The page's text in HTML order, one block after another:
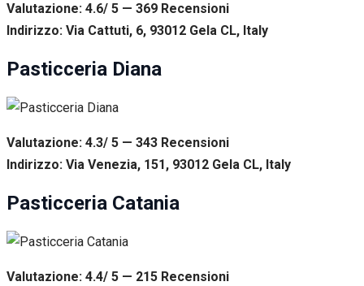
Valutazione: 4.6/ 5 — 369 Recensioni
Indirizzo: Via Cattuti, 6, 93012 Gela CL, Italy
Pasticceria Diana
Valutazione: 4.3/ 5 — 343 Recensioni
Indirizzo: Via Venezia, 151, 93012 Gela CL, Italy
Pasticceria Catania
Valutazione: 4.4/ 5 — 215 Recensioni